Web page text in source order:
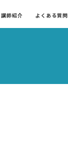
講師紹介 よくある質問